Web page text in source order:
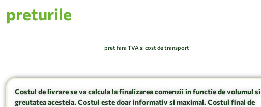
preturile
pret fara TVA si cost de transport
Costul de livrare se va calcula la finalizarea comenzii in functie de volumul si
greutatea acesteia. Costul este doar informativ si maximal. Costul final de